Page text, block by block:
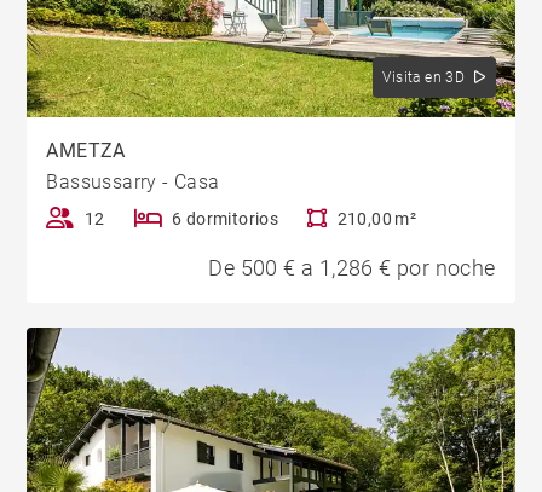
Visita en 3D
AMETZA
Bassussarry - Casa
12 6 dormitorios 210,00 m²
De 500 € a 1,286 € por noche